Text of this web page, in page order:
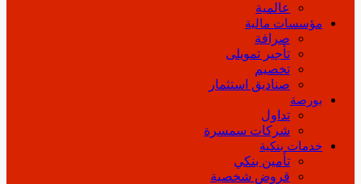
عالمية
مؤسسات مالية
صرافة
تأجير تمويلى
تخصيم
صناديق استثمار
بورصة
تداول
شركات سمسرة
خدمات بنكية
تأمين بنكي
قروض شخصية